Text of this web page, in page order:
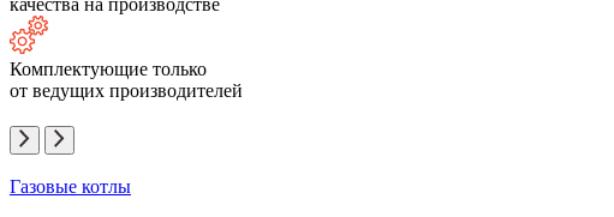
качества на производстве
Комплектующие только
от ведущих производителей
Газовые котлы